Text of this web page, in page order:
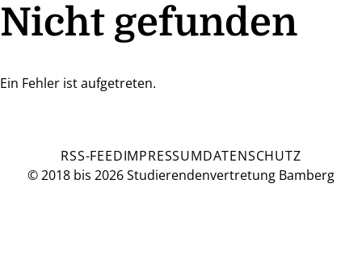
Nicht gefunden
Ein Fehler ist aufgetreten.
© 2018 bis 2026 Studierendenvertretung Bamberg
RSS-FEEDIMPRESSUMDATENSCHUTZ